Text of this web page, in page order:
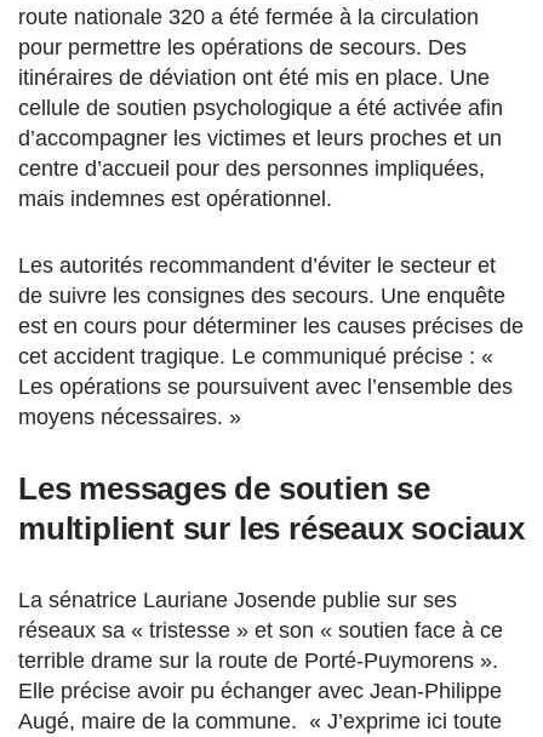
route nationale 320 a été fermée à la circulation
pour permettre les opérations de secours. Des
itinéraires de déviation ont été mis en place. Une
cellule de soutien psychologique a été activée afin
d’accompagner les victimes et leurs proches et un
centre d’accueil pour des personnes impliquées,
mais indemnes est opérationnel.
Les autorités recommandent d’éviter le secteur et
de suivre les consignes des secours. Une enquête
est en cours pour déterminer les causes précises de
cet accident tragique. Le communiqué précise : «
Les opérations se poursuivent avec l’ensemble des
moyens nécessaires. »
Les messages de soutien se
multiplient sur les réseaux sociaux
La sénatrice Lauriane Josende publie sur ses
réseaux sa « tristesse » et son « soutien face à ce
terrible drame sur la route de Porté-Puymorens ».
Elle précise avoir pu échanger avec Jean-Philippe
Augé, maire de la commune. « J’exprime ici toute